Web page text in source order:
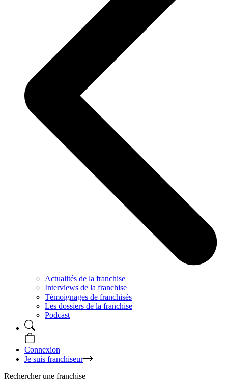
Actualités de la franchise
Interviews de la franchise
Témoignages de franchisés
Les dossiers de la franchise
Podcast
Connexion
Je suis franchiseur
Rechercher une franchise